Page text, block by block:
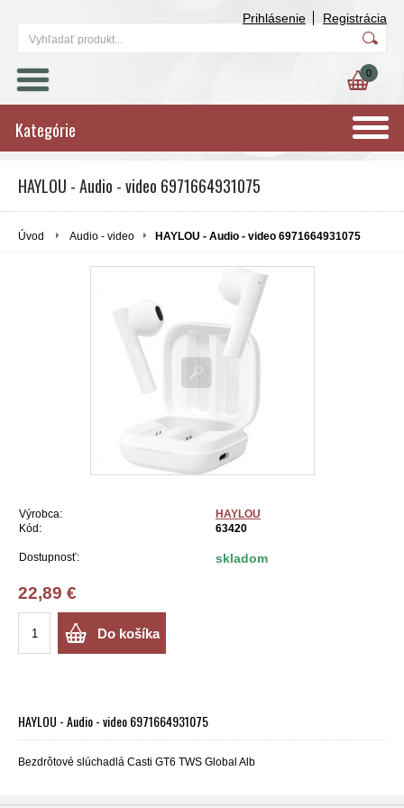
Prihlásenie Registrácia
0
Kategórie
HAYLOU - Audio - video 6971664931075
Úvod Audio - video HAYLOU - Audio - video 6971664931075
Výrobca:
HAYLOU
Kód:
63420
Dostupnosť: skladom
22,89 €
Do košíka
HAYLOU - Audio - video 6971664931075
Bezdrôtové slúchadlá Casti GT6 TWS Global Alb